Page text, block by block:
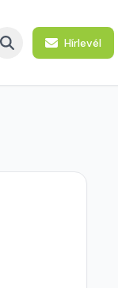
Hírlevél